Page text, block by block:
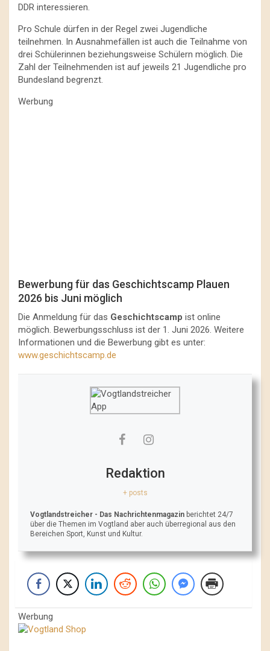
DDR interessieren.
Pro Schule dürfen in der Regel zwei Jugendliche
teilnehmen. In Ausnahmefällen ist auch die Teilnahme von
drei Schülerinnen beziehungsweise Schülern möglich. Die
Zahl der Teilnehmenden ist auf jeweils 21 Jugendliche pro
Bundesland begrenzt.
Werbung
Bewerbung für das Geschichtscamp Plauen
2026 bis Juni möglich
Die Anmeldung für das Geschichtscamp ist online
möglich. Bewerbungsschluss ist der 1. Juni 2026. Weitere
Informationen und die Bewerbung gibt es unter:
www.geschichtscamp.de
Redaktion
+ posts
Vogtlandstreicher - Das Nachrichtenmagazin berichtet 24/7
über die Themen im Vogtland aber auch überregional aus den
Bereichen Sport, Kunst und Kultur.
Werbung